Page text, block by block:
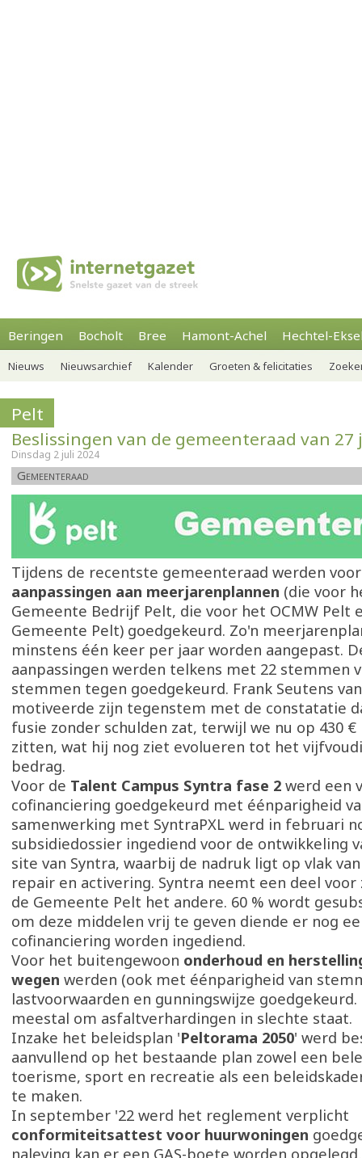
Beringen Bocholt Bree Hamont-Achel Hechtel-
Nieuws Nieuwsarchief Kalender Groeten & felicitaties
Pelt
Beslissingen van de gemeenteraad van 27
Dinsdag 2 juli 2024
Gemeenteraad
Tijdens de recentste gemeenteraad werden
aanpassingen aan meerjarenplannen (die voor
Gemeente Bedrijf Pelt, die voor het OCMW Pelt
Gemeente Pelt) goedgekeurd. Zo'n
minstens één keer per jaar worden aangepast.
aanpassingen werden telkens met 22 stemmen
stemmen tegen goedgekeurd. Frank Seutens
motiveerde zijn tegenstem met de constatatie
fusie zonder schulden zat, terwijl we nu op 430
zitten, wat hij nog ziet evolueren tot het
bedrag.
Voor de Talent Campus Syntra fase 2 werd een
cofinanciering goedgekeurd met éénparigheid
samenwerking met SyntraPXL werd in februari
subsidiedossier ingediend voor de ontwikkeling
site van Syntra, waarbij de nadruk ligt op vlak
repair en activering. Syntra neemt een deel voor
de Gemeente Pelt het andere. 60 % wordt
om deze middelen vrij te geven diende er nog
cofinanciering worden ingediend.
Voor het buitengewoon onderhoud en
wegen werden (ook met éénparigheid van
lastvoorwaarden en gunningswijze
meestal om asfaltverhardingen in slechte staat.
Inzake het beleidsplan 'Peltorama 2050' werd
aanvullend op het bestaande plan zowel een
toerisme, sport en recreatie als een
te maken.
In september '22 werd het reglement verplicht
conformiteitsattest voor huurwoningen
naleving kan er een GAS-boete worden